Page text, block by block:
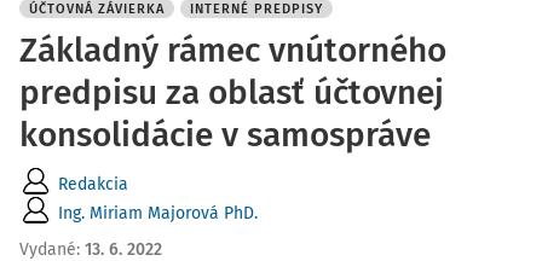
ÚČTOVNÁ ZÁVIERKA INTERNÉ PREDPISY
Základný rámec vnútorného
predpisu za oblasť účtovnej
konsolidácie v samospráve
Redakcia
Ing. Miriam Majorová PhD.
Vydané: 13. 6. 2022